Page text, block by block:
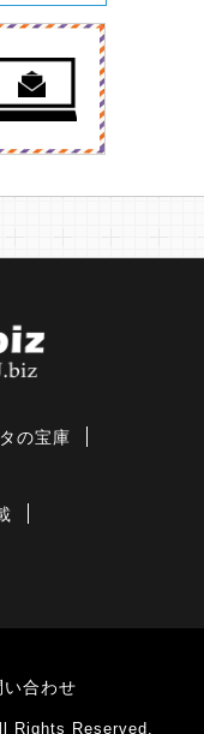
の宝庫
い合わせ
Rights Reserved.